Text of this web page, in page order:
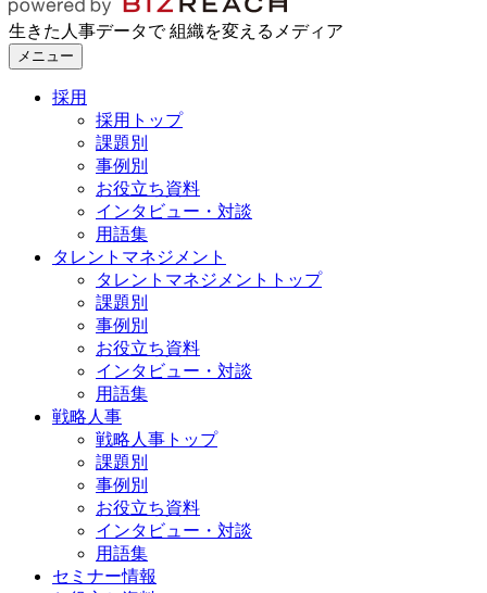
生きた人事データで 組織を変えるメディア
メニュー
採用
採用トップ
課題別
事例別
お役立ち資料
インタビュー・対談
用語集
タレントマネジメント
タレントマネジメントトップ
課題別
事例別
お役立ち資料
インタビュー・対談
用語集
戦略人事
戦略人事トップ
課題別
事例別
お役立ち資料
インタビュー・対談
用語集
セミナー情報